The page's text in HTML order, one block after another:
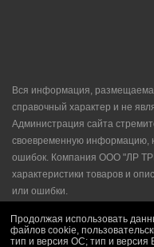
Вся информация,
справочный характер и не
Администрация сайта
своевременную информацию,
ошибок. Компания ООО "ЛР
характеристики товаров и
или ошибки.
Политика рекламной рассылки
Продолжая использовать
файлов cookie,
тип и версия ОС; тип и версия